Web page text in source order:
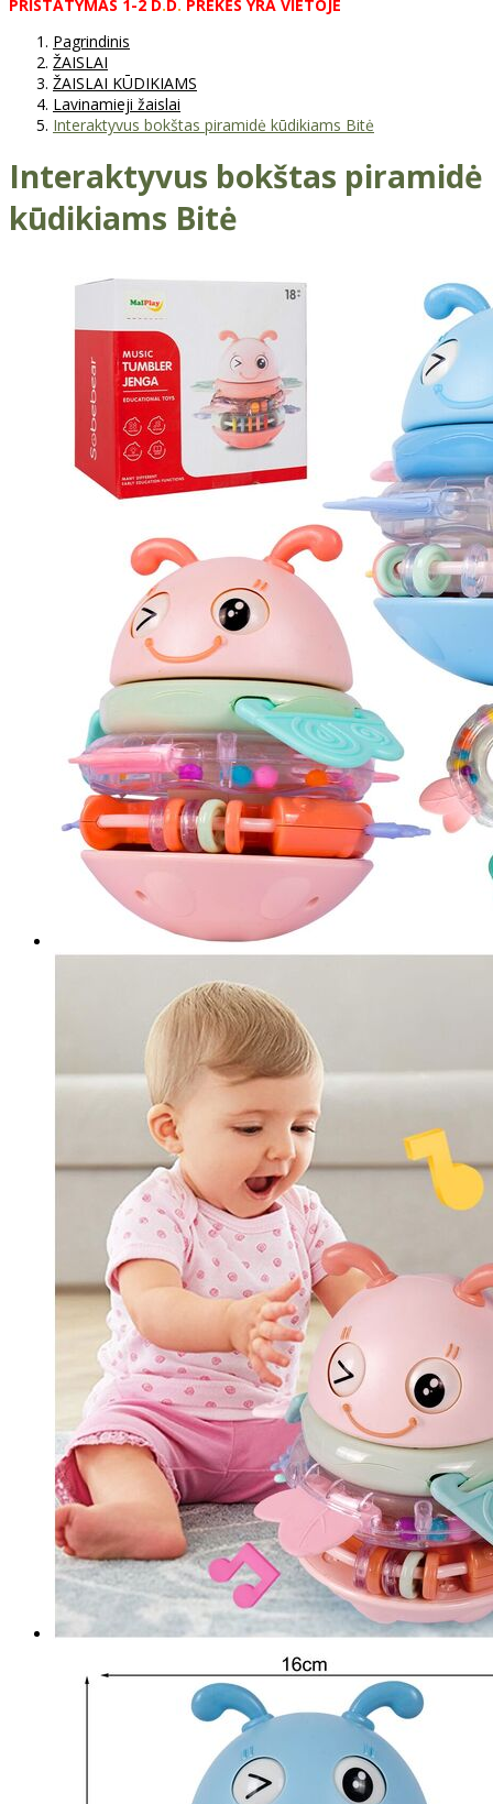
PRISTATYMAS 1-2 D. D. PREKĖS YRA VIETOJE
Pagrindinis
ŽAISLAI
ŽAISLAI KŪDIKIAMS
Lavinamieji žaislai
Interaktyvus bokštas piramidė kūdikiams Bitė
Interaktyvus bokštas piramidė
kūdikiams Bitė